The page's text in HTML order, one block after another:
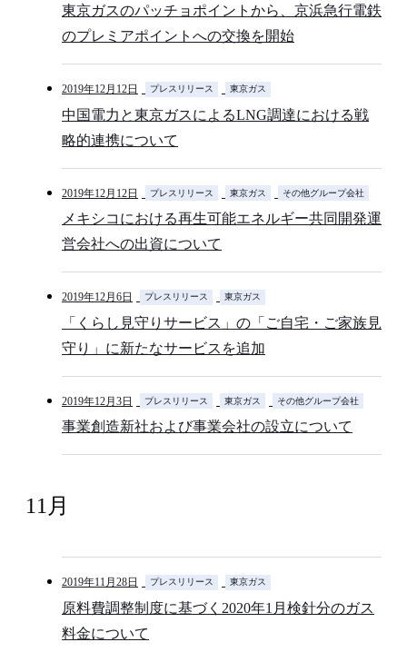
東京ガスのパッチョポイントから、京浜急行電鉄
のプレミアポイントへの交換を開始
2019年12月12日 プレスリリース 東京ガス
中国電力と東京ガスによるLNG調達における戦
略的連携について
2019年12月12日 プレスリリース 東京ガス その他グループ会社
メキシコにおける再生可能エネルギー共同開発運
営会社への出資について
2019年12月6日 プレスリリース 東京ガス
「くらし見守りサービス」の「ご自宅・ご家族見
守り」に新たなサービスを追加
2019年12月3日 プレスリリース 東京ガス その他グループ会社
事業創造新社および事業会社の設立について
11月
2019年11月28日 プレスリリース 東京ガス
原料費調整制度に基づく2020年1月検針分のガス
料金について